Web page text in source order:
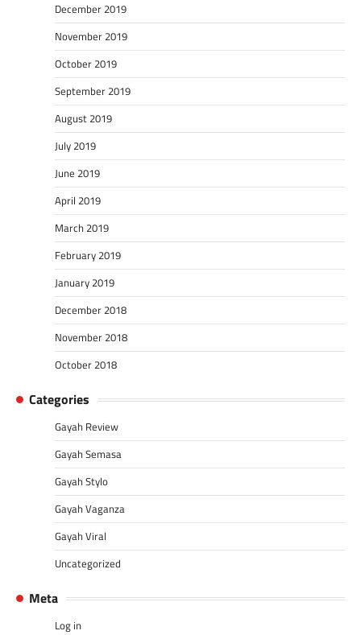
December 2019
November 2019
October 2019
September 2019
August 2019
July 2019
June 2019
April 2019
March 2019
February 2019
January 2019
December 2018
November 2018
October 2018
Categories
Gayah Review
Gayah Semasa
Gayah Stylo
Gayah Vaganza
Gayah Viral
Uncategorized
Meta
Log in